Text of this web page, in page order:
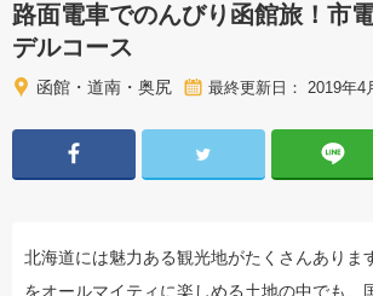
路面電車でのんびり函館旅！市
デルコース
函館・道南・奥尻 最終更新日： 2019年4
北海道には魅力ある観光地がたくさんありま
をオールマイティに楽しめる土地の中でも、